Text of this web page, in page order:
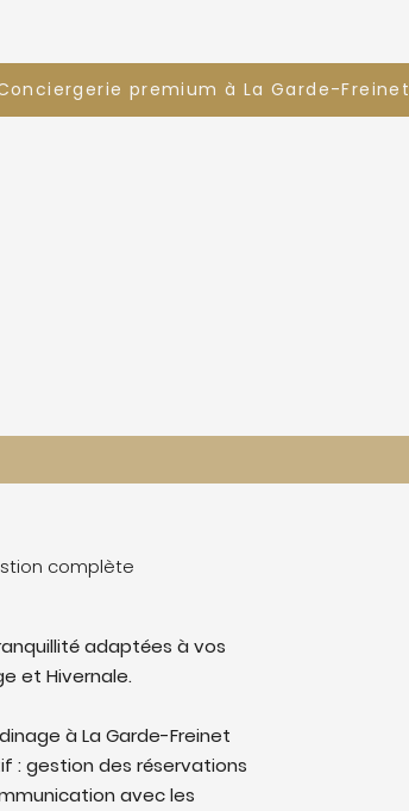
premium à La Garde-Freinet
complète
adaptées à vos
et Hivernale.
à La Garde-Freinet
: gestion des réservations
avec les